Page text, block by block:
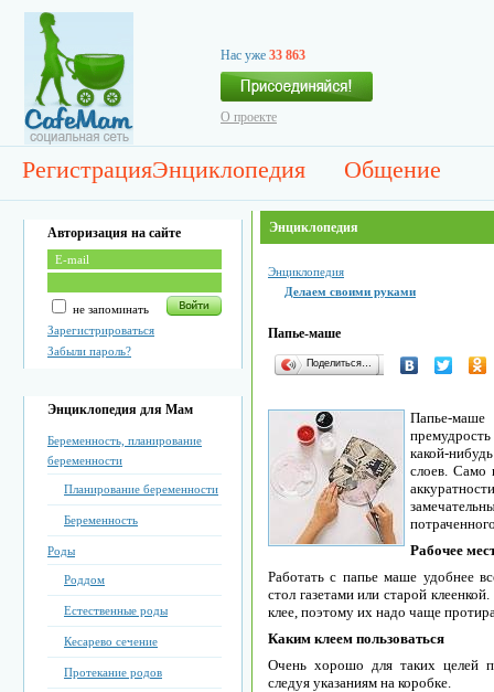
Нас уже 33 863
О проекте
РегистрацияЭнциклопедия Общение
Авторизация на сайте
не запоминать
Зарегистрироваться
Забыли пароль?
Энциклопедия для Мам
Беременность, планирование
беременности
Планирование беременности
Беременность
Роды
Роддом
Естественные роды
Кесарево сечение
Протекание родов
Энциклопедия
Энциклопедия
Делаем своими руками
Папье-маше
Поделиться…
Папье-маше
какой-
слоев. Само
Рабочее
Работать с папье маше удобнее
стол газетами или старой
клее, поэтому их надо чаще
Каким клеем пользоваться
Очень хорошо для таких целей
следуя указаниям на коробке.